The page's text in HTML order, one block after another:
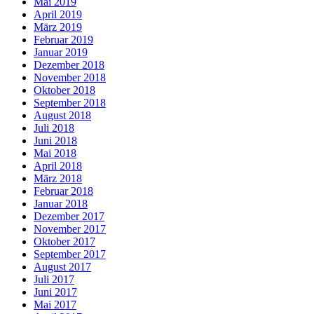
April 2019
März 2019
Februar 2019
Januar 2019
Dezember 2018
November 2018
Oktober 2018
September 2018
August 2018
Juli 2018
Juni 2018
Mai 2018
April 2018
März 2018
Februar 2018
Januar 2018
Dezember 2017
November 2017
Oktober 2017
September 2017
August 2017
Juli 2017
Juni 2017
Mai 2017